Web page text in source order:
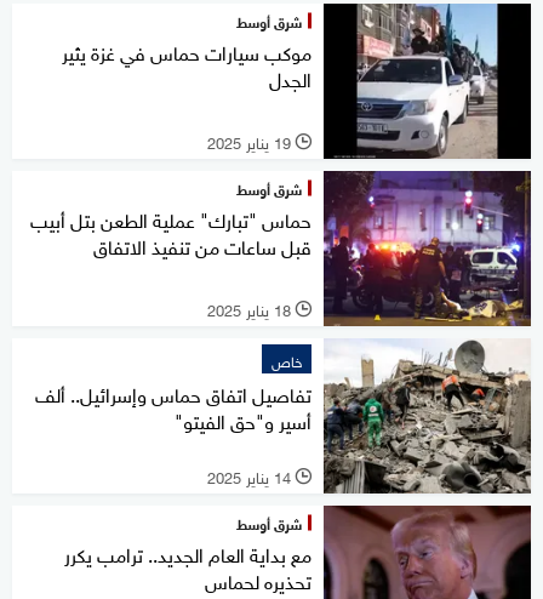
شرق أوسط
موكب سيارات حماس في غزة يثير
الجدل
l 19 يناير 2025
شرق أوسط
حماس "تبارك" عملية الطعن بتل أبيب
قبل ساعات من تنفيذ الاتفاق
l 18 يناير 2025
خاص
تفاصيل اتفاق حماس وإسرائيل.. ألف
أسير و"حق الفيتو"
l 14 يناير 2025
شرق أوسط
مع بداية العام الجديد.. ترامب يكرر
تحذيره لحماس